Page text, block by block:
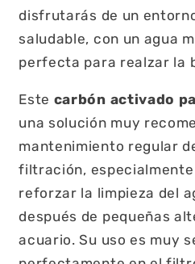
disfrutarás de un
saludable, con un agua
perfecta para realzar la
Este carbón activado
una solución muy
mantenimiento regular
filtración, especialmente
reforzar la limpieza del
después de pequeñas
acuario. Su uso es muy